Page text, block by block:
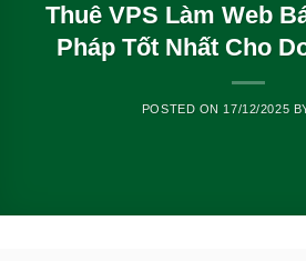
Thuê VPS Làm Web
Pháp Tốt Nhất Cho
POSTED ON 17/12/2025